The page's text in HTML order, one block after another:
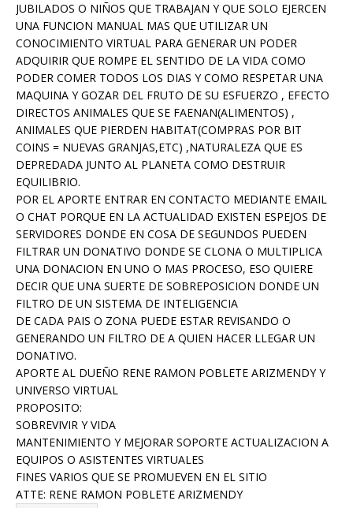
JUBILADOS O NIÑOS QUE TRABAJAN Y QUE SOLO EJERCEN
UNA FUNCION MANUAL MAS QUE UTILIZAR UN
CONOCIMIENTO VIRTUAL PARA GENERAR UN PODER
ADQUIRIR QUE ROMPE EL SENTIDO DE LA VIDA COMO
PODER COMER TODOS LOS DIAS Y COMO RESPETAR UNA
MAQUINA Y GOZAR DEL FRUTO DE SU ESFUERZO , EFECTO
DIRECTOS ANIMALES QUE SE FAENAN(ALIMENTOS) ,
ANIMALES QUE PIERDEN HABITAT(COMPRAS POR BIT
COINS = NUEVAS GRANJAS,ETC) ,NATURALEZA QUE ES
DEPREDADA JUNTO AL PLANETA COMO DESTRUIR
EQUILIBRIO.
POR EL APORTE ENTRAR EN CONTACTO MEDIANTE EMAIL
O CHAT PORQUE EN LA ACTUALIDAD EXISTEN ESPEJOS DE
SERVIDORES DONDE EN COSA DE SEGUNDOS PUEDEN
FILTRAR UN DONATIVO DONDE SE CLONA O MULTIPLICA
UNA DONACION EN UNO O MAS PROCESO, ESO QUIERE
DECIR QUE UNA SUERTE DE SOBREPOSICION DONDE UN
FILTRO DE UN SISTEMA DE INTELIGENCIA
DE CADA PAIS O ZONA PUEDE ESTAR REVISANDO O
GENERANDO UN FILTRO DE A QUIEN HACER LLEGAR UN
DONATIVO.
APORTE AL DUEÑO RENE RAMON POBLETE ARIZMENDY Y
UNIVERSO VIRTUAL
PROPOSITO:
SOBREVIVIR Y VIDA
MANTENIMIENTO Y MEJORAR SOPORTE ACTUALIZACION A
EQUIPOS O ASISTENTES VIRTUALES
FINES VARIOS QUE SE PROMUEVEN EN EL SITIO
ATTE: RENE RAMON POBLETE ARIZMENDY